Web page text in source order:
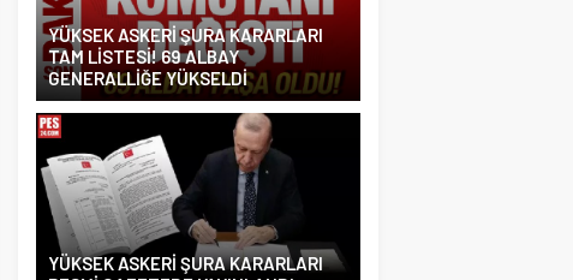
YÜKSEK ASKERİ ŞURA KARARLARI
TAM LİSTESİ! 69 ALBAY
GENERALLİĞE YÜKSELDİ
YÜKSEK ASKERİ ŞURA KARARLARI